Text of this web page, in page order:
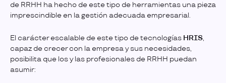
de RRHH ha hecho de este tipo de herramientas una pieza
imprescindible en la gestión adecuada empresarial.
El carácter escalable de este tipo de tecnologías HRIS,
capaz de crecer con la empresa y sus necesidades,
posibilita que los y las profesionales de RRHH puedan
asumir: